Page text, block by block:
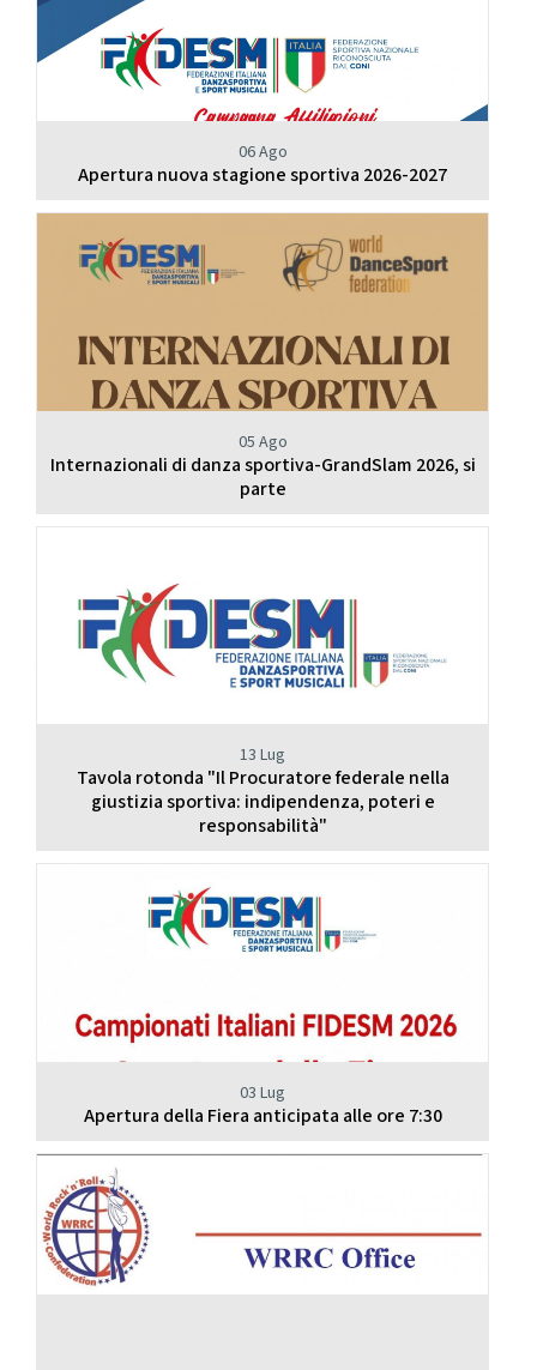
06 Ago
Apertura nuova stagione sportiva 2026-2027
05 Ago
Internazionali di danza sportiva-GrandSlam 2026, si
parte
13 Lug
Tavola rotonda "Il Procuratore federale nella
giustizia sportiva: indipendenza, poteri e
responsabilità"
03 Lug
Apertura della Fiera anticipata alle ore 7:30